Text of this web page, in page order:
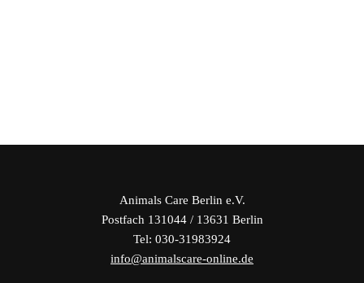
Animals Care Berlin e.V.
Postfach 131044 / 13631 Berlin
Tel: 030-31983924
info@animalscare-online.de